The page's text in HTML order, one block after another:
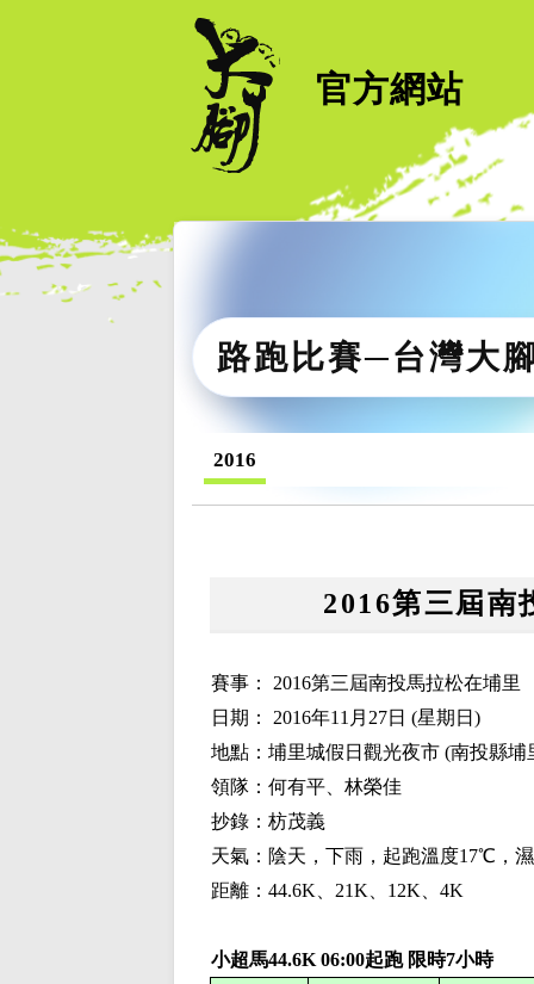
官方網站
路跑比賽─台灣大
2016
2016第三屆南
賽事： 2016第三屆南投馬拉松在埔里
日期： 2016年11 月 27日 (星期日 )
地點：埔里城假日觀光夜市 (南投縣埔
領隊：何有平、林榮佳
抄錄：枋茂義
天氣：陰天，下雨，起跑溫度17℃，
距離：44.6K、21K、 12K、 4K
小超馬44.6K 06:00起跑 限時7小時